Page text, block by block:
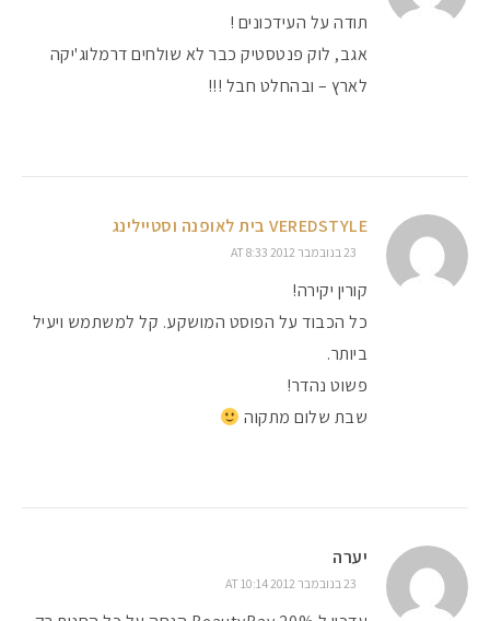
תודה על העידכונים !
אגב, לוק פנטסטיק כבר לא שולחים דרמלוג'יקה
לארץ – ובהחלט חבל !!!
VEREDSTYLE בית לאופנה וסטיילינג
23 בנובמבר 2012 AT 8:33
קורין יקירה!
כל הכבוד על הפוסט המושקע. קל למשתמש ויעיל
ביותר.
פשוט נהדר!
שבת שלום מתקוה
יערה
23 בנובמבר 2012 AT 10:14